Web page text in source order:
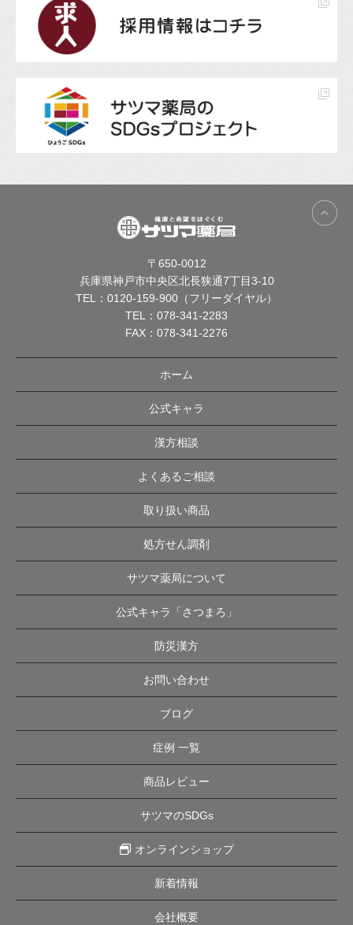
〒650-0012
兵庫県神戸市中央区北長狭通7丁目3-10
TEL： 0120-159-900（フリーダイヤル）
TEL： 078-341-2283
FAX：078-341-2276
ホーム
公式キャラ
漢方相談
よくあるご相談
取り扱い商品
処方せん調剤
サツマ薬局について
公式キャラ「さつまろ」
防災漢方
お問い合わせ
ブログ
症例 一覧
商品レビュー
サツマのSDGs
オンラインショップ
新着情報
会社概要